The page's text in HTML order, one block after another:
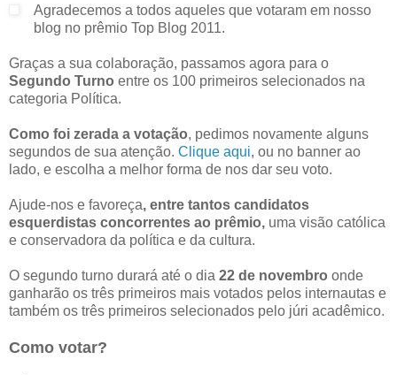
Agradecemos a todos aqueles que votaram em nosso
blog no prêmio Top Blog 2011.
Graças a sua colaboração, passamos agora para o
Segundo Turno entre os 100 primeiros selecionados na
categoria Política.
Como foi zerada a votação, pedimos novamente alguns
segundos de sua atenção. Clique aqui, ou no banner ao
lado, e escolha a melhor forma de nos dar seu voto.
Ajude-nos e favoreça, entre tantos candidatos
esquerdistas concorrentes ao prêmio, uma visão católica
e conservadora da política e da cultura.
O segundo turno durará até o dia 22 de novembro onde
ganharão os três primeiros mais votados pelos internautas e
também os três primeiros selecionados pelo júri acadêmico.
Como votar?